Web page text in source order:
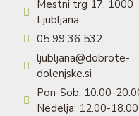
Mestni trg 17, 1000
Ljubljana
05 99 36 532
ljubljana@dobrote-
dolenjske.si
Pon-Sob: 10.00-
Nedelja: 12.00-18.00